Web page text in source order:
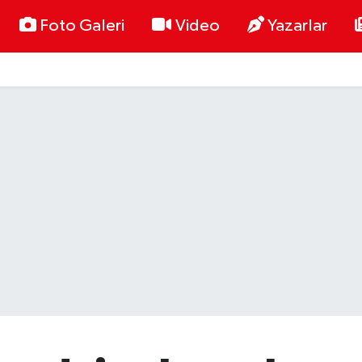
Foto Galeri Video Yazarlar